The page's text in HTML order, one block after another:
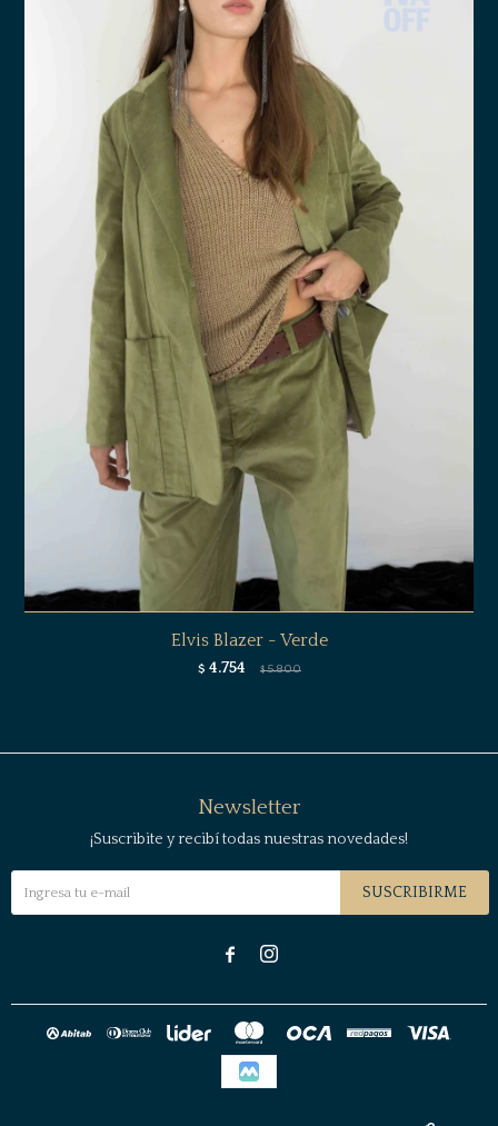
Elvis Blazer - Verde
$ 4.754 $ 5.800
Newsletter
¡Suscribite y recibí todas nuestras novedades!
SUSCRIBIRME
 